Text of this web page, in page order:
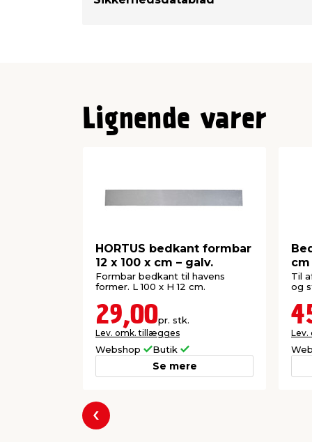
Lignende varer
HORTUS bedkant formbar
12 x 100 x cm – galv.
Formbar bedkant til havens
former. L 100 x H 12 cm.
29,00pr. stk.
Lev. omk. tillægges
Webshop Butik
Se mere
cm
Til
og
Forrige